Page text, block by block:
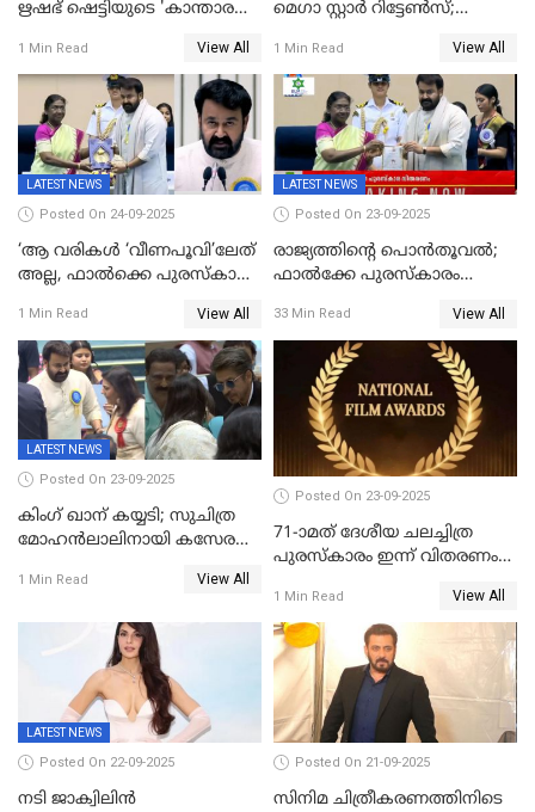
ഋഷഭ് ഷെട്ടിയുടെ 'കാന്താര
കാണാം
1 Min Read View All
മെഗാ സ്റ്റാർ റിട്ടേൺസ്;
ക്യാമറയ്ക്ക് മുന്നിലേക്ക്
1 Min Read View All
LATEST NEWS
Posted On 24-09-2025
‘ആ വരികള്‍ ‘വീണപൂവി’ലേത്
അല്ല, ഫാൽക്കെ പുരസ്‌കാരം
മോഹന്‍ലാല്‍ ഉദ്ധരിച്ച
വരികളെ ചൊല്ലി
സാമൂഹികമാധ്യമങ്ങളില്‍
ചര്‍ച്ച
1 Min Read View All
LATEST NEWS
Posted On 23-09-2025
രാജ്യത്തിന്റെ പൊൻതൂവൽ;
ഫാൽക്കേ പുരസ്കാരം
സിനിമ ആത്മാവിന്റെ
സ്പന്ദനമെന്ന് ലാൽ;
ഉർവശിക്കും വിജയരാഘവനും
ദേശീയ അവാർഡ്
33 Min Read View All
LATEST NEWS
Posted On 23-09-2025
കിംഗ് ഖാന് കയ്യടി; സുചിത്ര
മോഹൻലാലിനായി കസേര
ഖാൻ
1 Min Read View All
Posted On 23-09-2025
71-ാമത് ദേശീയ ചലച്ചിത്ര
പുരസ്‌കാരം ഇന്ന് വിതരണം
1 Min Read View All
LATEST NEWS
Posted On 22-09-2025
നടി ജാക്വിലിന്‍
Posted On 21-09-2025
സിനിമ ചിത്രീകരണത്തിനിടെ